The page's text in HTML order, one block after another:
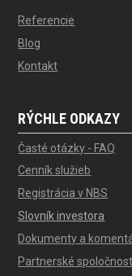
Referencie
Blog
Kontakt
RÝCHLE ODKAZY
Časté otázky - FAQ
Cenník služieb
Registrácia v NBS
Slovník investora
Dokumenty a
Partnerské